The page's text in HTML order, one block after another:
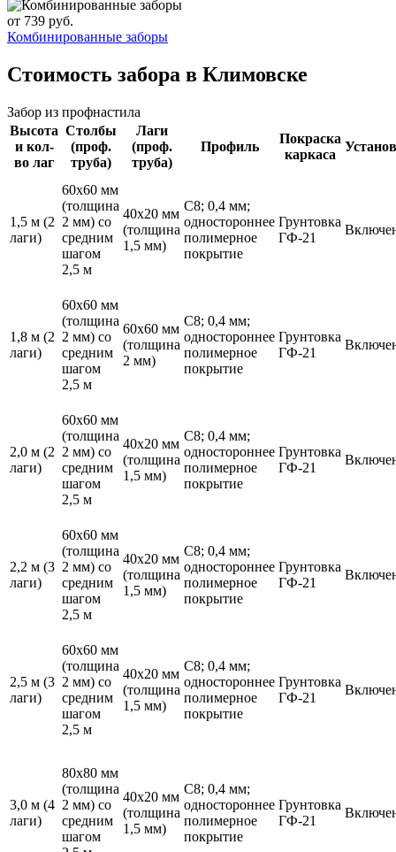
от 739 руб.
Комбинированные заборы
Стоимость забора в Климовске
Забор из профнастила
Высота
и кол-
во лаг
Столбы
(проф.
труба)
Лаги
(проф.
труба)
Профиль
Покраска
каркаса
1,5 м (2
лаги)
60х60 мм
(толщина
2 мм) со
средним
шагом
2,5 м
40х20 мм
(толщина
1,5 мм)
С8; 0,4 мм;
одностороннее
полимерное
покрытие
Грунтовка
ГФ-21
1,8 м (2
лаги)
60х60 мм
(толщина
2 мм) со
средним
шагом
2,5 м
60х60 мм
(толщина
2 мм)
С8; 0,4 мм;
одностороннее
полимерное
покрытие
Грунтовка
ГФ-21
2,0 м (2
лаги)
60х60 мм
(толщина
2 мм) со
средним
шагом
2,5 м
40х20 мм
(толщина
1,5 мм)
С8; 0,4 мм;
одностороннее
полимерное
покрытие
Грунтовка
ГФ-21
2,2 м (3
лаги)
60х60 мм
(толщина
2 мм) со
средним
шагом
2,5 м
40х20 мм
(толщина
1,5 мм)
С8; 0,4 мм;
одностороннее
полимерное
покрытие
Грунтовка
ГФ-21
2,5 м (3
лаги)
60х60 мм
(толщина
2 мм) со
средним
шагом
2,5 м
40х20 мм
(толщина
1,5 мм)
С8; 0,4 мм;
одностороннее
полимерное
покрытие
Грунтовка
ГФ-21
3,0 м (4
лаги)
80х80 мм
(толщина
2 мм) со
средним
шагом
40х20 мм
(толщина
1,5 мм)
С8; 0,4 мм;
одностороннее
полимерное
покрытие
Грунтовка
ГФ-21